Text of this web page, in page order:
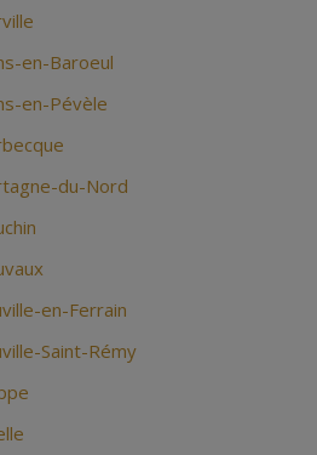
en-Baroeul
en-Pévèle
du-Nord
en-Ferrain
Saint-Rémy